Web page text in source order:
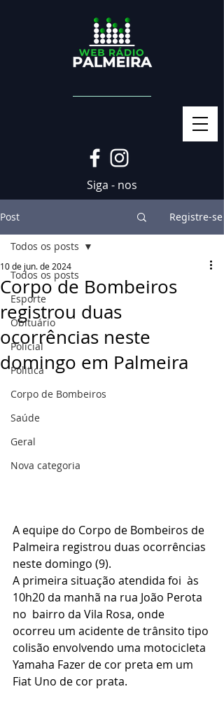
Siga - nos
Post Registre-se
Todos os posts
Esporte
Obituário
Policial
Politica
Corpo de Bombeiros
Saúde
Geral
Nova categoria
Todos os posts
Corpo de Bombeiros
registrou duas
ocorrências neste
domingo em Palmeira
10 de jun. de 2024
A equipe do Corpo de Bombeiros de
Palmeira registrou duas ocorrências
neste domingo (9).
A primeira situação atendida foi  às
10h20 da manhã na rua João Perota
no  bairro da Vila Rosa, onde
ocorreu um acidente de trânsito tipo
colisão envolvendo uma motocicleta
Yamaha Fazer de cor preta em um
Fiat Uno de cor prata.